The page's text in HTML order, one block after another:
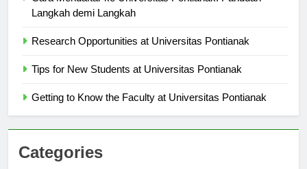
Cara Mendaftar ke Universitas Pontianak: Panduan
Categories